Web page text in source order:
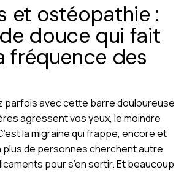
et ostéopathie :
douce qui fait
fréquence des
parfois avec cette barre douloureuse
agressent vos yeux, le moindre
la migraine qui frappe, encore et
plus de personnes cherchent autre
pour s’en sortir. Et beaucoup